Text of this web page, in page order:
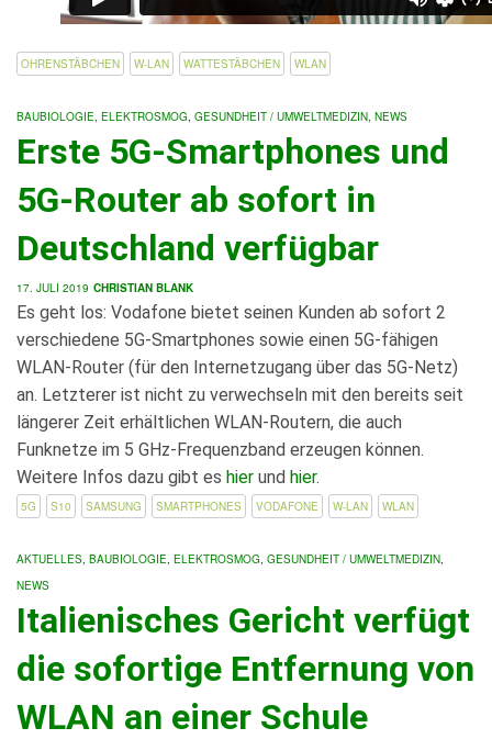
OHRENSTÄBCHEN W-LAN WATTESTÄBCHEN WLAN
BAUBIOLOGIE, ELEKTROSMOG, GESUNDHEIT / UMWELTMEDIZIN, NEWS
Erste 5G-Smartphones und
5G-Router ab sofort in
Deutschland verfügbar
17. JULI 2019 CHRISTIAN BLANK
Es geht los: Vodafone bietet seinen Kunden ab sofort 2
verschiedene 5G-Smartphones sowie einen 5G-fähigen
WLAN-Router (für den Internetzugang über das 5G-Netz)
an. Letzterer ist nicht zu verwechseln mit den bereits seit
längerer Zeit erhältlichen WLAN-Routern, die auch
Funknetze im 5 GHz-Frequenzband erzeugen können.
Weitere Infos dazu gibt es hier und hier.
5G S10 SAMSUNG SMARTPHONES VODAFONE W-LAN WLAN
AKTUELLES, BAUBIOLOGIE, ELEKTROSMOG, GESUNDHEIT / UMWELTMEDIZIN,
NEWS
Italienisches Gericht verfügt
die sofortige Entfernung von
WLAN an einer Schule